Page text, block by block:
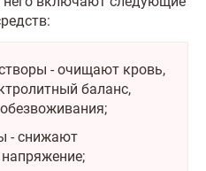
- очищают кровь,
баланс,
- снижают